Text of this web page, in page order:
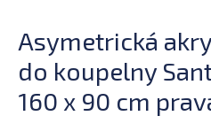
Asymetrická
do koupelny
160 x 90 cm